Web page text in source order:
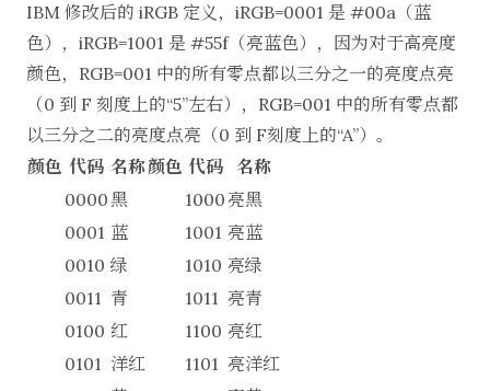
IBM 修改后的 iRGB 定义，iRGB=0001 是 #00a（蓝
色），iRGB=1001 是 #55f（亮蓝色），因为对于高亮度
颜色，RGB=001 中的所有零点都以三分之一的亮度点亮
（0 到 F 刻度上的“5”左右），RGB=001 中的所有零点都
以三分之二的亮度点亮（0 到 F刻度上的“A”）。
颜色 代码 名称颜色 代码
名称
0000黑 1000亮黑
0001 蓝 1001 亮蓝
0010 绿 1010 亮绿
0011 青 1011 亮青
0100 红 1100 亮红
0101 洋红 1101 亮洋红